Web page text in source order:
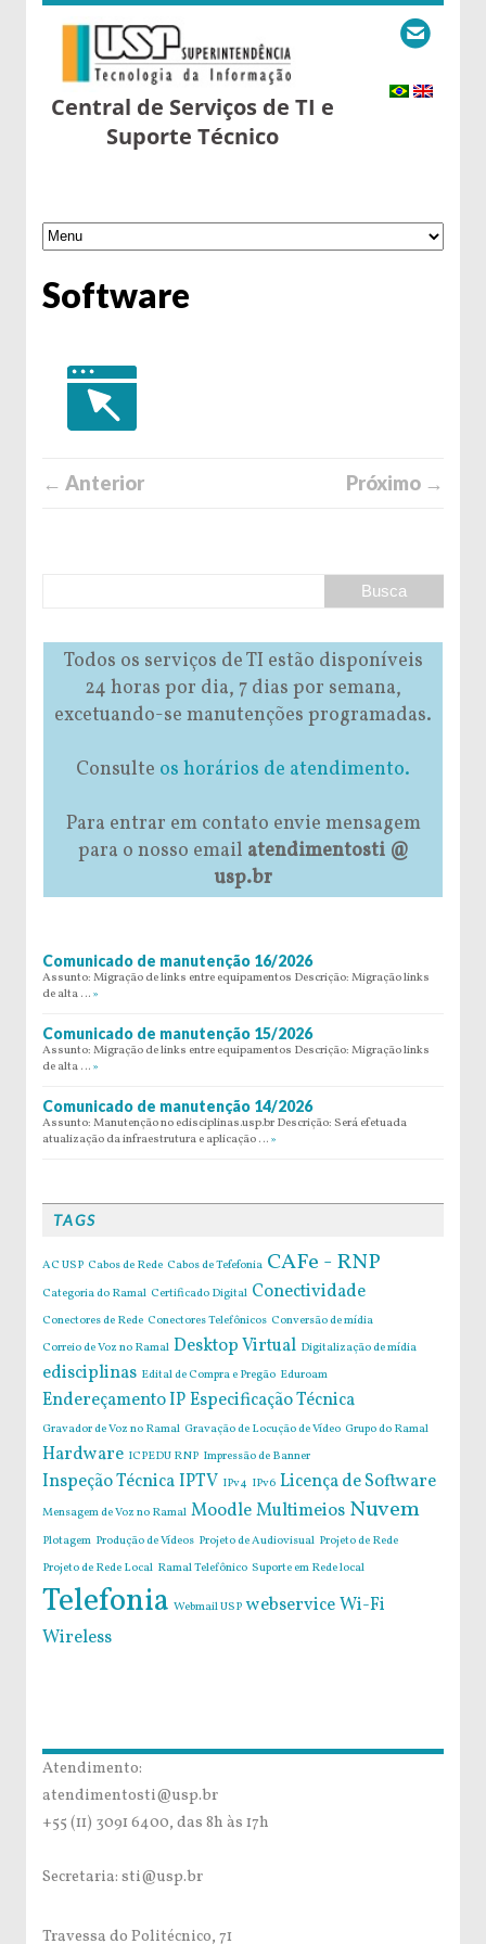
Central de Serviços de TI e
Suporte Técnico
Software
← Anterior Próximo →
Todos os serviços de TI estão disponíveis
24 horas por dia, 7 dias por semana,
excetuando-se manutenções programadas.
Consulte os horários de atendimento.
Para entrar em contato envie mensagem
para o nosso email atendimentosti @
usp.br
Comunicado de manutenção 16/2026
Assunto: Migração de links entre equipamentos Descrição: Migração links
de alta … »
Comunicado de manutenção 15/2026
Assunto: Migração de links entre equipamentos Descrição: Migração links
de alta … »
Comunicado de manutenção 14/2026
Assunto: Manutenção no edisciplinas.usp.br Descrição: Será efetuada
atualização da infraestrutura e aplicação … »
TAGS
AC USP Cabos de Rede Cabos de Tefefonia CAFe - RNP
Categoria do Ramal Certificado Digital Conectividade
Conectores de Rede Conectores Telefônicos Conversão de mídia
Correio de Voz no Ramal Desktop Virtual Digitalização de mídia
edisciplinas Edital de Compra e Pregão Eduroam
Endereçamento IPEspecificação Técnica
Gravador de Voz no Ramal Gravação de Locução de Vídeo Grupo do Ramal
Hardware ICPEDU RNP Impressão de Banner
Inspeção TécnicaIPTV IPv4 IPv6 Licença de Software
Mensagem de Voz no Ramal MoodleMultimeios Nuvem
Plotagem Produção de Vídeos Projeto de Audiovisual Projeto de Rede
Projeto de Rede Local Ramal Telefônico Suporte em Rede local
Telefonia Webmail USP webserviceWi-Fi
Wireless
Atendimento:
atendimentosti@usp.br
+55 (11) 3091 6400, das 8h às 17h
Secretaria: sti@usp.br
Travessa do Politécnico, 71